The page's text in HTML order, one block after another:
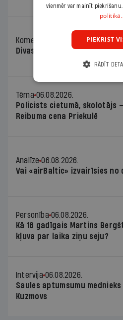
Komentārs
06.08.2026.
Divas koalīcijas
Tēma 06.08.2026.
Policists cietumā, skolotājs
Reibuma cena Priekulē
Analīze 06.08.2026.
Vai «airBaltic» izvairīsies no
Personība 06.08.2026.
Kā 18 gadīgais Martins
kļuva par laika ziņu seju?
Intervija 06.08.2026.
Saules aptumsumu
Kuzmovs
vienmēr var mainīt
politikā.
PIEKRIST
RĀDĪT